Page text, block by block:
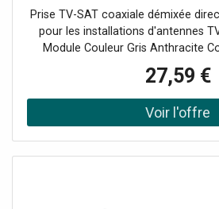
Prise TV-SAT coaxiale démixée
pour les installations d'antennes
Module Couleur Gris Anthracite
diamètre Ø 9,5 mm Connecteur
compatibles : LN4702 - LN4703 et
LN4704C - LN4707 et
27,59 €